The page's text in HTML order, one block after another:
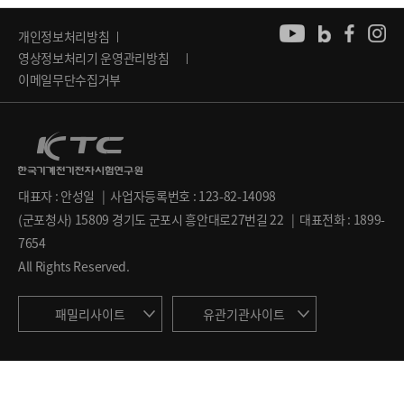
개인정보처리방침
영상정보처리기 운영관리방침
이메일무단수집거부
대표자 : 안성일 | 사업자등록번호 : 123-82-14098
(군포청사) 15809 경기도 군포시 흥안대로27번길 22 | 대표전화 : 1899-
7654
All Rights Reserved.